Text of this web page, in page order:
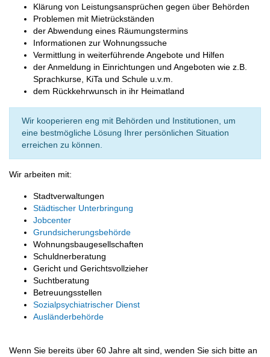
Klärung von Leistungsansprüchen gegen über Behörden
Problemen mit Mietrückständen
der Abwendung eines Räumungstermins
Informationen zur Wohnungssuche
Vermittlung in weiterführende Angebote und Hilfen
der Anmeldung in Einrichtungen und Angeboten wie z.B.
Sprachkurse, KiTa und Schule u.v.m.
dem Rückkehrwunsch in ihr Heimatland
Wir kooperieren eng mit Behörden und Institutionen, um
eine bestmögliche Lösung Ihrer persönlichen Situation
erreichen zu können.
Wir arbeiten mit:
Stadtverwaltungen
Städtischer Unterbringung
Jobcenter
Grundsicherungsbehörde
Wohnungsbaugesellschaften
Schuldnerberatung
Gericht und Gerichtsvollzieher
Suchtberatung
Betreuungsstellen
Sozialpsychiatrischer Dienst
Ausländerbehörde
Wenn Sie bereits über 60 Jahre alt sind, wenden Sie sich bitte an